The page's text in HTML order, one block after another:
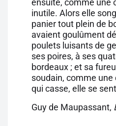
ensuite, comme une
inutile. Alors elle
panier tout plein de
avaient goulûment
poulets luisants de
ses poires, à ses
bordeaux ; et sa
soudain, comme
qui casse, elle se
Guy de Maupassant,